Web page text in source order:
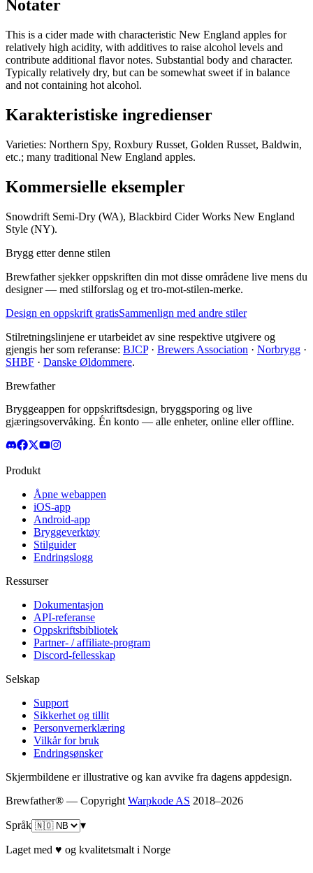
Notater
This is a cider made with characteristic New England apples for
relatively high acidity, with additives to raise alcohol levels and
contribute additional flavor notes. Substantial body and character.
Typically relatively dry, but can be somewhat sweet if in balance
and not containing hot alcohol.
Karakteristiske ingredienser
Varieties: Northern Spy, Roxbury Russet, Golden Russet, Baldwin,
etc.; many traditional New England apples.
Kommersielle eksempler
Snowdrift Semi-Dry (WA), Blackbird Cider Works New England
Style (NY).
Brygg etter denne stilen
Brewfather sjekker oppskriften din mot disse områdene live mens du
designer — med stilforslag og et tro-mot-stilen-merke.
Design en oppskrift gratisSammenlign med andre stiler
Stilretningslinjene er utarbeidet av sine respektive utgivere og
gjengis her som referanse: BJCP· Brewers Association · Norbrygg ·
SHBF · Danske Øldommere.
Brewfather
Bryggeappen for oppskriftsdesign, bryggsporing og live
gjæringsovervåking. Én konto — alle enheter, online eller offline.
Produkt
Åpne webappen
iOS-app
Android-app
Bryggeverktøy
Stilguider
Endringslogg
Ressurser
Dokumentasjon
API-referanse
Oppskriftsbibliotek
Partner- / affiliate-program
Discord-fellesskap
Selskap
Support
Sikkerhet og tillit
Personvernerklæring
Vilkår for bruk
Endringsønsker
Skjermbildene er illustrative og kan avvike fra dagens appdesign.
Brewfather® — Copyright Warpkode AS 2018–2026
Språk ▾
Laget med ♥ og kvalitetsmalt i Norge